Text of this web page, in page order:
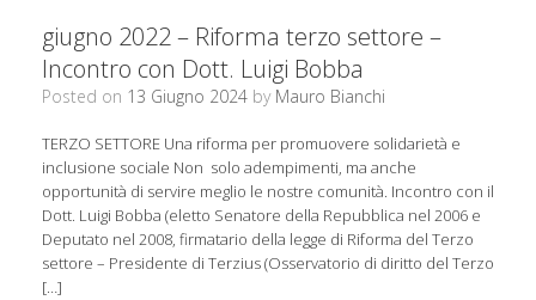
giugno 2022 – Riforma terzo settore –
Incontro con Dott. Luigi Bobba
Posted on 13 Giugno 2024 by Mauro Bianchi
TERZO SETTORE Una riforma per promuovere solidarietà e
inclusione sociale Non solo adempimenti, ma anche
opportunità di servire meglio le nostre comunità. Incontro con il
Dott. Luigi Bobba (eletto Senatore della Repubblica nel 2006 e
Deputato nel 2008, firmatario della legge di Riforma del Terzo
settore – Presidente di Terzius (Osservatorio di diritto del Terzo
[…]